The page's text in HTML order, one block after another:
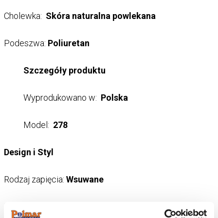
Cholewka: Skóra naturalna powlekana
Podeszwa: Poliuretan
Szczegóły produktu
Wyprodukowano w: Polska
Model: 278
Design i Styl
Rodzaj zapięcia: Wsuwane